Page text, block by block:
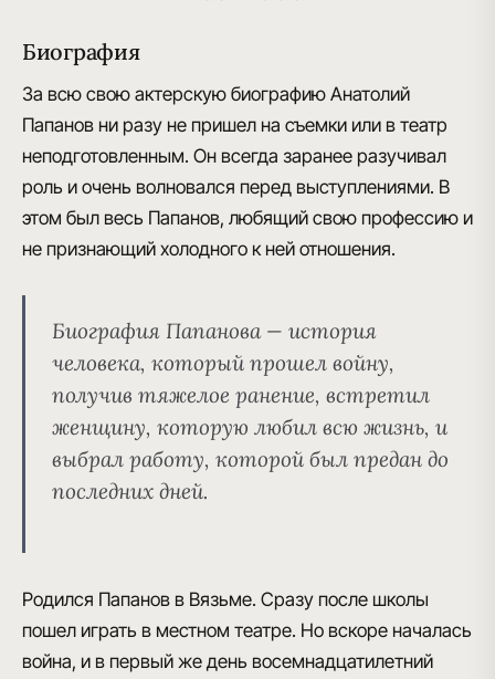
Биография
За всю свою актерскую биографию Анатолий
Папанов ни разу не пришел на съемки или в театр
неподготовленным. Он всегда заранее разучивал
роль и очень волновался перед выступлениями. В
этом был весь Папанов, любящий свою профессию и
не признающий холодного к ней отношения.
Биография Папанова — история
человека, который прошел войну,
получив тяжелое ранение, встретил
женщину, которую любил всю жизнь, и
выбрал работу, которой был предан до
последних дней.
Родился Папанов в Вязьме. Сразу после школы
пошел играть в местном театре. Но вскоре началась
война, и в первый же день восемнадцатилетний